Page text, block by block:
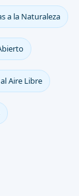
a la Naturaleza
Aire Libre